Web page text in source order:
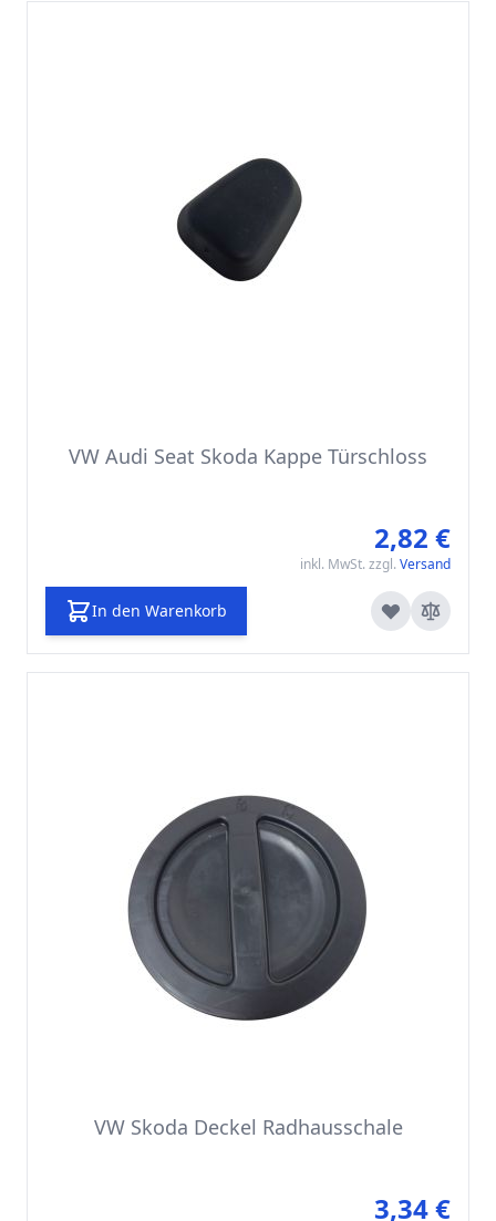
VW Audi Seat Skoda Kappe Türschloss
2,82 €
inkl. MwSt. zzgl. Versand
In den Warenkorb
VW Skoda Deckel Radhausschale
3,34 €